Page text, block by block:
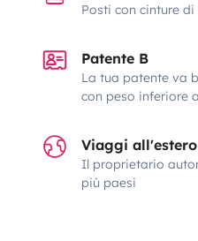
Posti con cinture di
Patente B
La tua patente va
con peso inferiore
Viaggi
Il proprietario
più paesi